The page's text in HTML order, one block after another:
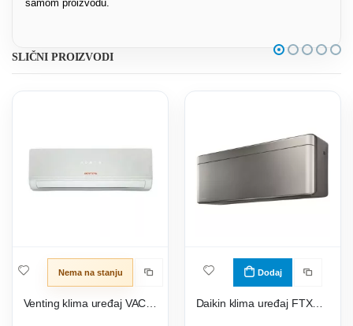
samom proizvodu.
SLIČNI PROIZVODI
Nema na stanju
Venting klima uređaj VAC-18CHSA/XA21
Dodaj
Daikin klima uređaj FTXA25CS/RXA25A9 Stylish Silver